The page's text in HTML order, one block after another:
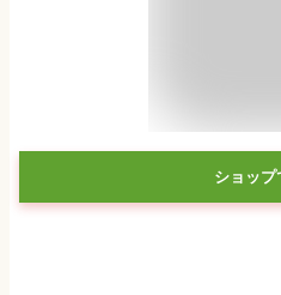
ショップ